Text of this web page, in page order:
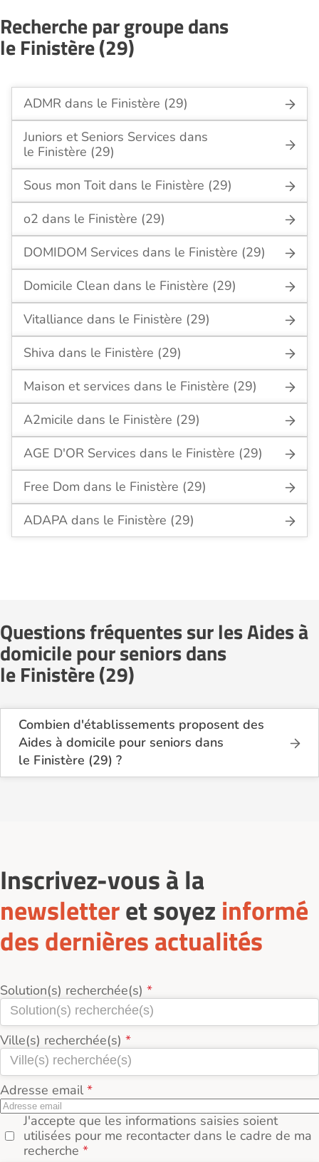
Recherche par groupe dans
le Finistère (29)
ADMR dans le Finistère (29)
Juniors et Seniors Services dans
le Finistère (29)
Sous mon Toit dans le Finistère (29)
o2 dans le Finistère (29)
DOMIDOM Services dans le Finistère (29)
Domicile Clean dans le Finistère (29)
Vitalliance dans le Finistère (29)
Shiva dans le Finistère (29)
Maison et services dans le Finistère (29)
A2micile dans le Finistère (29)
AGE D'OR Services dans le Finistère (29)
Free Dom dans le Finistère (29)
ADAPA dans le Finistère (29)
Questions fréquentes sur les Aides à
domicile pour seniors dans
le Finistère (29)
Combien d'établissements proposent des
Aides à domicile pour seniors dans
le Finistère (29) ?
Sur le site Logement-seniors.com, on recense
Inscrivez-vous à la
newsletteret soyez informé
des dernières actualités
Solution(s) recherchée(s)
Ville(s) recherchée(s)
Adresse email
J'accepte que les informations saisies soient
utilisées pour me recontacter dans le cadre de ma
recherche